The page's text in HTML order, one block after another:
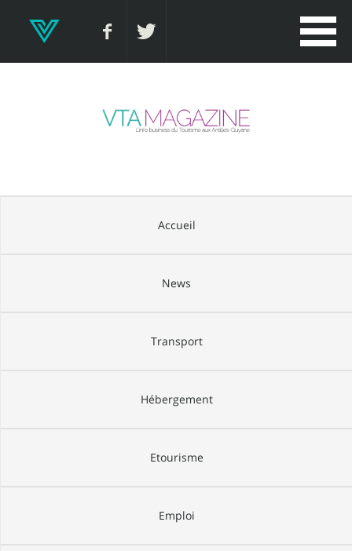
Accueil
News
Transport
Hébergement
Etourisme
Emploi